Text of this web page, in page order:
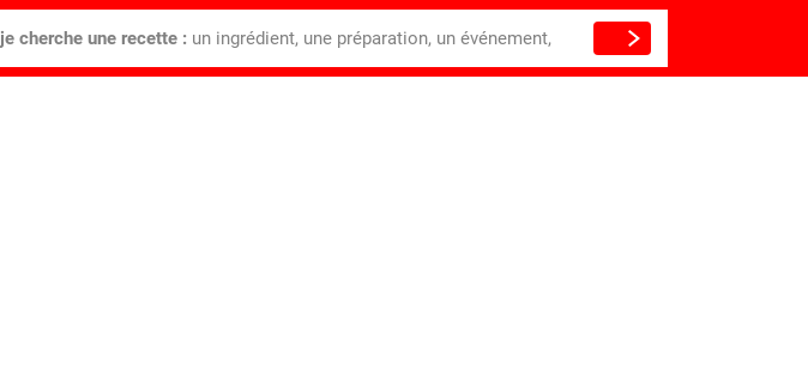
je cherche une recette : un ingrédient, une préparation, un événement,